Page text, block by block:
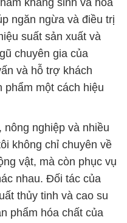
kháng sinh và hóa
ngăn ngừa và điều trị
suất sản xuất và
chuyên gia của
và hỗ trợ khách
phẩm một cách hiệu
nông nghiệp và nhiều
không chỉ chuyên về
vật, mà còn phục vụ
nhau. Đối tác của
thủy tinh và cao su
phẩm hóa chất của